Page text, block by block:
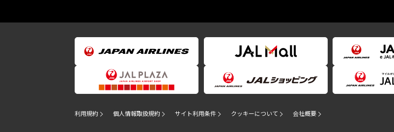
利用規約 個人情報取扱規約 サイト利用条件 クッキーについて 会社概要